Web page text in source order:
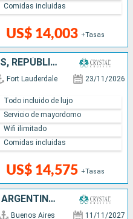
US$ 14,003 +Tasas
Comidas incluidas
ESTADOS UNIDOS, BAHAMAS, REPÚBLICA DOMINICANA, PUERTO RICO, ARUBA, COLOMBIA, PANAMÁ, COSTA RICA, SALVADOR, MÉXICO
Fort Lauderdale 23/11/2026
US$ 14,575 +Tasas
Todo incluido de lujo
Servicio de mayordomo
Wifi ilimitado
Comidas incluidas
URUGUAY, ISLAS MALVINAS, ARGENTINA, CHILE, PERÚ, ECUADOR, PANAMÁ, COSTA RICA, HONDURAS, BELICE, MÉXICO, ESTADOS UNIDOS
Buenos Aires 11/11/2027